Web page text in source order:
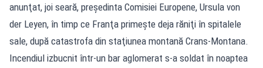
anunţat, joi seară, preşedinta Comisiei Europene, Ursula von
der Leyen, în timp ce Franţa primeşte deja răniţi în spitalele
sale, după catastrofa din staţiunea montană Crans-Montana.
Incendiul izbucnit într-un bar aglomerat s-a soldat în noaptea